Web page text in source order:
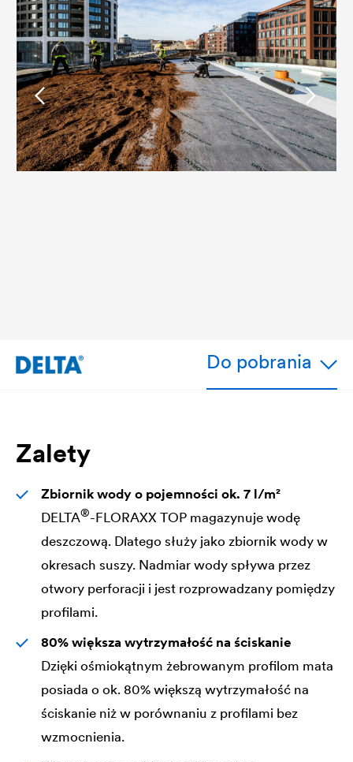
Do pobrania
Zalety
Zbiornik wody o pojemności ok. 7 l/m²
DELTA®-FLORAXX TOP magazynuje wodę
deszczową. Dlatego służy jako zbiornik wody w
okresach suszy. Nadmiar wody spływa przez
otwory perforacji i jest rozprowadzany pomiędzy
profilami.
80% większa wytrzymałość na ściskanie
Dzięki ośmiokątnym żebrowanym profilom mata
posiada o ok. 80% większą wytrzymałość na
ściskanie niż w porównaniu z profilami bez
wzmocnienia.